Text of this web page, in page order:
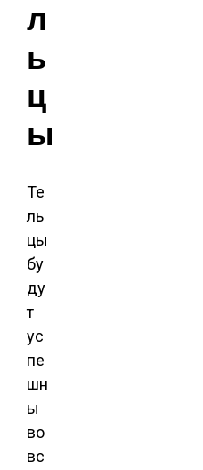
л
ь
ц
ы
Те
ль
цы
бу
ду
т
ус
пе
шн
ы
во
вс